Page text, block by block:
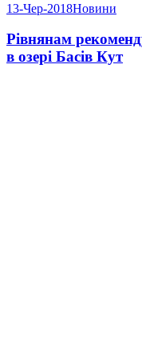
13-Чер-2018Новини
Рівнянам
в озері Басів Кут